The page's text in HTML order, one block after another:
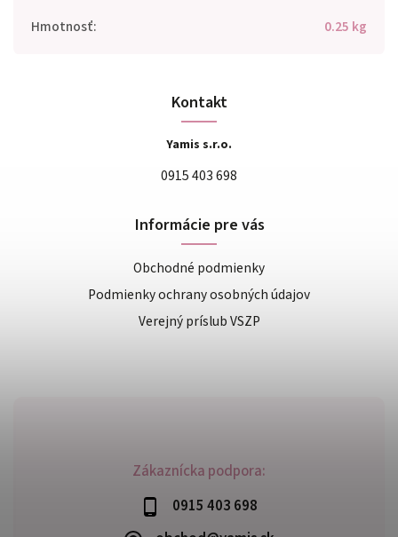
Hmotnosť: 0.25 kg
Zákaznícka podpora:
0915 403 698
Kontakt
Yamis s.r.o.
0915 403 698
Informácie pre vás
Obchodné podmienky
Podmienky ochrany osobných údajov
Verejný príslub VSZP